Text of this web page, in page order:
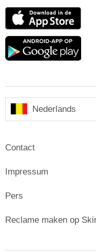
App
Nederlands
Contact
Impressum
Pers
Reclame maken op